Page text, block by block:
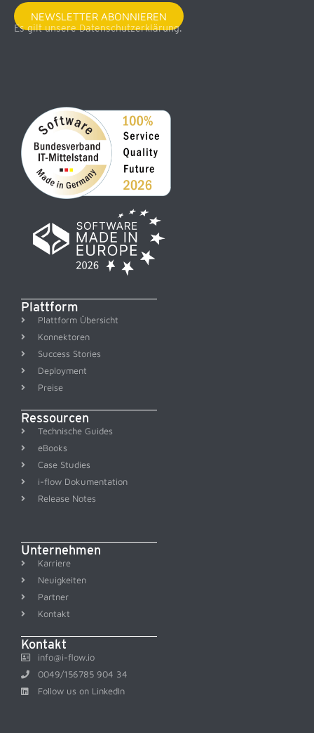
NEWSLETTER ABONNIEREN
Es gilt unsere Datenschutzerklärung.
Plattform
Plattform Übersicht
Konnektoren
Success Stories
Deployment
Preise
Ressourcen
Technische Guides
eBooks
Case Studies
i-flow Dokumentation
Release Notes
Unternehmen
Karriere
Neuigkeiten
Partner
Kontakt
Kontakt
info@i-flow.io
0049/156785 904 34
Follow us on LinkedIn